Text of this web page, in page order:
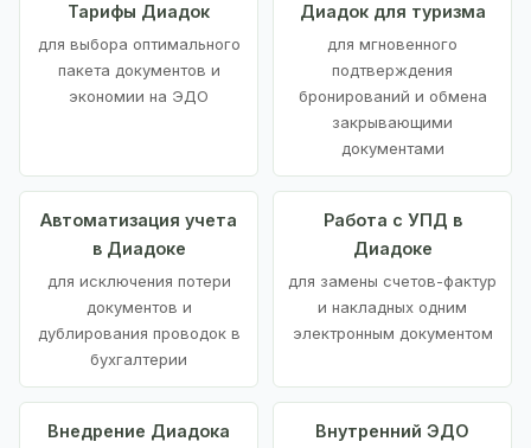
Тарифы Диадок
для выбора оптимального
пакета документов и
экономии на ЭДО
Диадок для туризма
для мгновенного
подтверждения
бронирований и обмена
закрывающими
документами
Автоматизация учета
в Диадоке
для исключения потери
документов и
дублирования проводок в
бухгалтерии
Работа с УПД в
Диадоке
для замены счетов-фактур
и накладных одним
электронным документом
Внедрение Диадока
Внутренний ЭДО